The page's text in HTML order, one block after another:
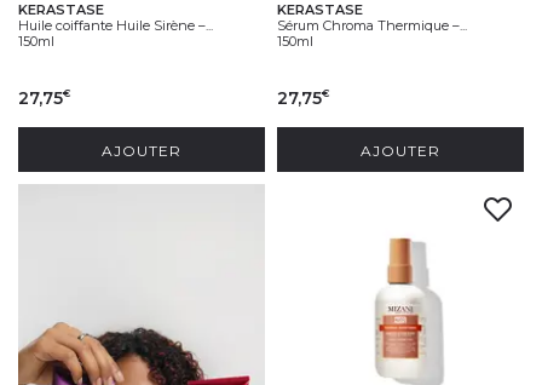
KERASTASE
Huile coiffante Huile Sirène –...
150ml
27,75€
AJOUTER
KERASTASE
Sérum Chroma Thermique –...
150ml
27,75€
AJOUTER